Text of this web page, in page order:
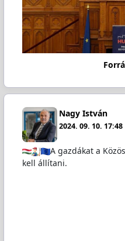
Nagy István
2024. 09. 10. 17:48
A gazdákat a
kell állítani.